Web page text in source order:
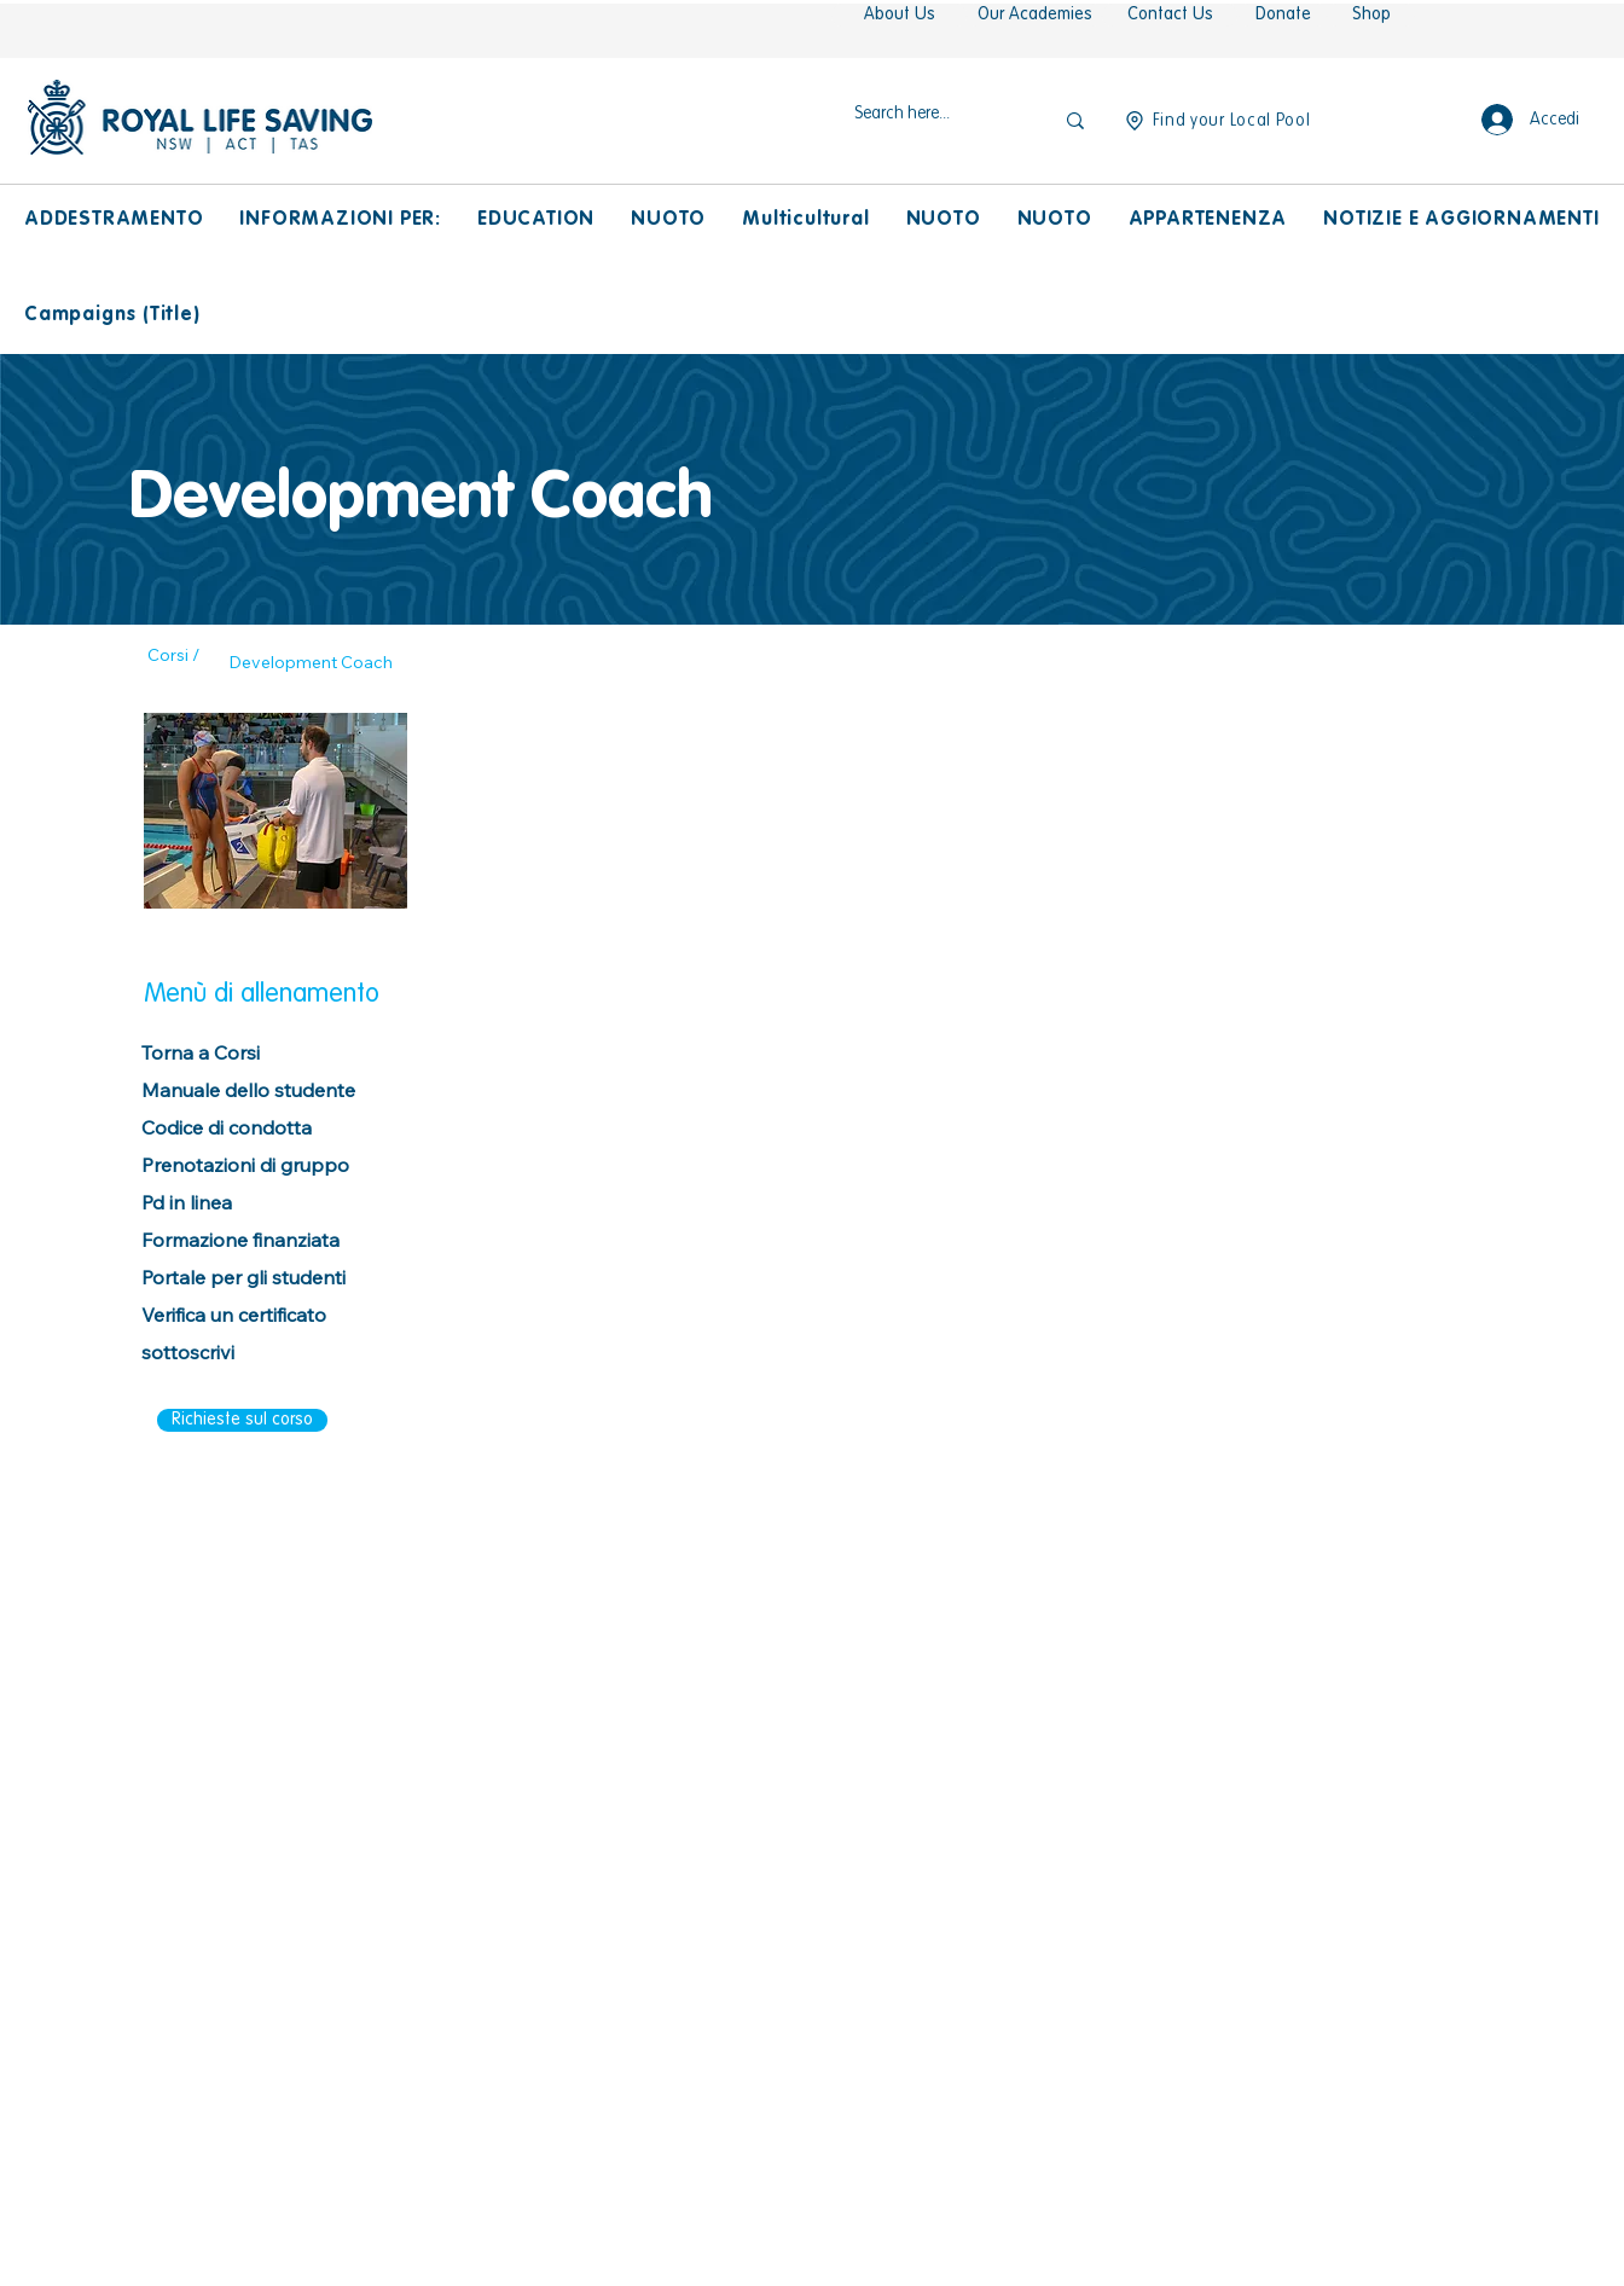
About Us Our Academies Contact Us Donate Shop
Find your Local Pool Accedi
ADDESTRAMENTO INFORMAZIONI PER: EDUCATION NUOTO Multicultural NUOTO NUOTO APPARTENENZA NOTIZIE E AGGIORNAMENTI
Campaigns (Title)
Development Coach
Corsi / Development Coach
Menù di allenamento
Torna a Corsi
Manuale dello studente
Codice di condotta
Prenotazioni di gruppo
Pd in linea
Formazione finanziata
Portale per gli studenti
Verifica un certificato
sottoscrivi
Richieste sul corso